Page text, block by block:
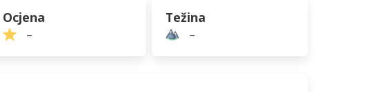
Ocjena
–
Težina
–